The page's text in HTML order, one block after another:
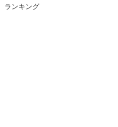
ランキング